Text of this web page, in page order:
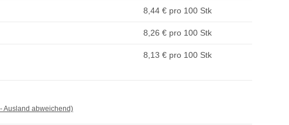
8,44 € pro 100 Stk
8,26 € pro 100 Stk
8,13 € pro 100 Stk
Ausland abweichend)